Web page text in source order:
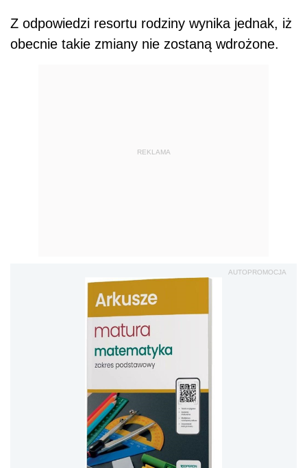
Z odpowiedzi resortu rodziny wynika jednak, iż
obecnie takie zmiany nie zostaną wdrożone.
REKLAMA
AUTOPROMOCJA